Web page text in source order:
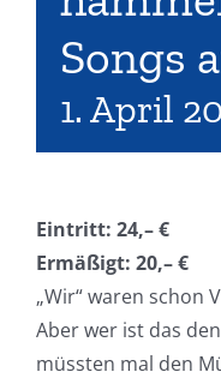
Songs
1. April
Eintritt: 24,– €
Ermäßigt: 20,– €
„Wir“ waren schon
Aber wer ist das
müssten mal den